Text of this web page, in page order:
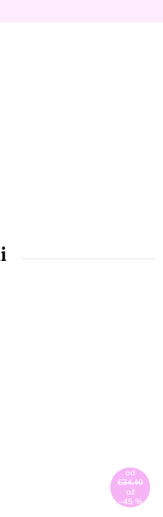
od
€34,40
až
–45 %